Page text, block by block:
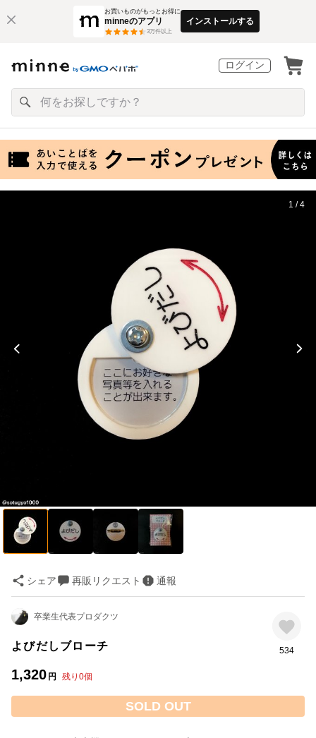
お買いものがもっとお得に
minneのアプリ
3万件以上
インストールする
ログイン
1 / 4
シェア 再販リクエスト 通報
卒業生代表プロダクツ
よびだしブローチ
1,320 円 残り 0個
534
SOLD OUT